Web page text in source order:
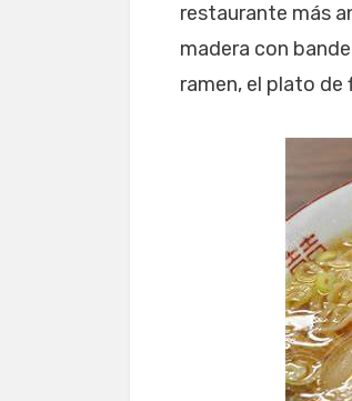
restaurante más
madera con
ramen, el plato de